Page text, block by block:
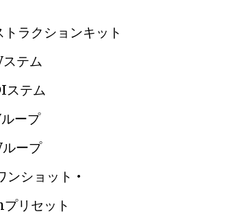
ラクションキット
テム
ステム
ープ
ープ
ンショット •
リセット